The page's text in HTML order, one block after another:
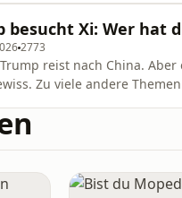
besucht Xi: Wer hat
2773
reist nach China.
Zu viele andere
Treffen für
13.05.